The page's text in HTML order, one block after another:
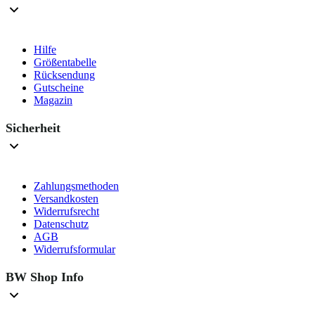
Hilfe
Größentabelle
Rücksendung
Gutscheine
Magazin
Sicherheit
Zahlungsmethoden
Versandkosten
Widerrufsrecht
Datenschutz
AGB
Widerrufsformular
BW Shop Info